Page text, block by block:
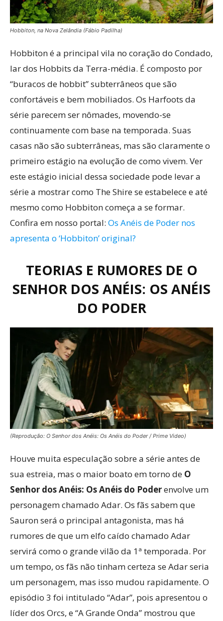
Hobbiton, na Nova Zelândia (Fábio Padilha)
Hobbiton é a principal vila no coração do Condado,
lar dos Hobbits da Terra-média. É composto por
“buracos de hobbit” subterrâneos que são
confortáveis ​​e bem mobiliados. Os Harfoots da
série parecem ser nômades, movendo-se
continuamente com base na temporada. Suas
casas não são subterrâneas, mas são claramente o
primeiro estágio na evolução de como vivem. Ver
este estágio inicial dessa sociedade pode levar a
série a mostrar como The Shire se estabelece e até
mesmo como Hobbiton começa a se formar.
Confira em nosso portal: Os Anéis de Poder nos
apresenta o ‘Hobbiton’ original?
TEORIAS E RUMORES DE O
SENHOR DOS ANÉIS: OS ANÉIS
DO PODER
(Reprodução: O Senhor dos Anéis: Os Anéis do Poder / Prime Video)
Houve muita especulação sobre a série antes de
sua estreia, mas o maior boato em torno de O
Senhor dos Anéis: Os Anéis do Poderenvolve um
personagem chamado Adar. Os fãs sabem que
Sauron será o principal antagonista, mas há
rumores de que um elfo caído chamado Adar
servirá como o grande vilão da 1ª temporada. Por
um tempo, os fãs não tinham certeza se Adar seria
um personagem, mas isso mudou rapidamente. O
episódio 3 foi intitulado “Adar”, pois apresentou o
líder dos Orcs, e “A Grande Onda” mostrou que